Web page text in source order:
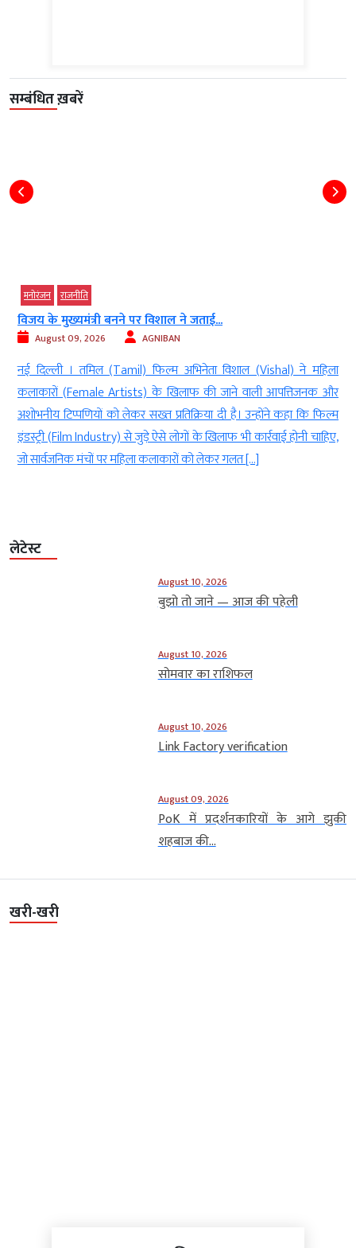
सम्बंधित ख़बरें
(Vishal) ने महिला
वाली आपत्तिजनक और
दी है। उन्होंने कहा कि फिल्म
भी कार्रवाई होनी चाहिए,
गलत […]
दिलजीत की ‘सतलुज’ पर क्यों मचा बवाल?
August 09, 2026
नई दिल्ली। दिलजीत दोसांझ (Diljit Dosanjh)
इस साल की सबसे ज्यादा विवादों में रहने वाली
पहले फिल्म की रिलीज को लेकर विवाद हुआ, फिर
तौर पर 100 से ज्यादा कट्स की मांग की खबर
लेटेस्ट
August 10, 2026
बुझो तो जाने — आज की पहेली
August 10, 2026
सोमवार का राशिफल
August 10, 2026
Link Factory verification
August 09, 2026
PoK में प्रदर्शनकारियों के आगे झुकी
शहबाज की...
खरी-खरी